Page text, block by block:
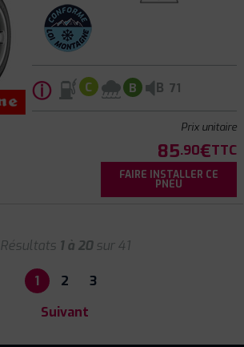
ⓘ C B B 71
Prix unitaire
85.90€TTC
FAIRE INSTALLER CE
PNEU
Résultats 1 à 20sur 41
1 2
3
Suivant